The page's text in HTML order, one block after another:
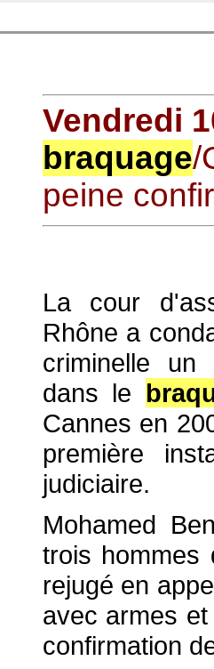
Vendredi
braquage/
peine
La cour
Rhône a
criminelle un
dans le
Cannes en
première
judiciaire.
Mohamed
trois hommes
rejugé en
avec armes
confirmation